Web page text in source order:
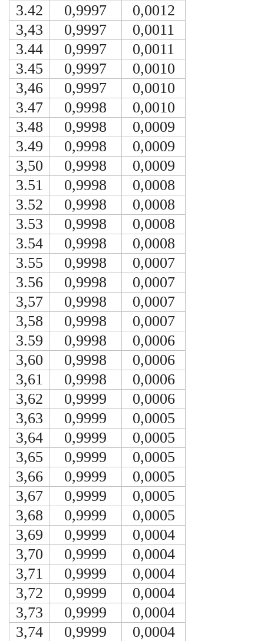
3.42
0,9997
0,0012
3,43
0,9997
0,0011
3.44
0,9997
0,0011
3.45
0,9997
0,0010
3,46
0,9997
0,0010
3.47
0,9998
0,0010
3.48
0,9998
0,0009
3.49
0,9998
0,0009
3,50
0,9998
0,0009
3.51
0,9998
0,0008
3.52
0,9998
0,0008
3.53
0,9998
0,0008
3.54
0,9998
0,0008
3.55
0,9998
0,0007
3.56
0,9998
0,0007
3,57
0,9998
0,0007
3,58
0,9998
0,0007
3.59
0,9998
0,0006
3,60
0,9998
0,0006
3,61
0,9998
0,0006
3,62
0,9999
0,0006
3,63
0,9999
0,0005
3,64
0,9999
0,0005
3,65
0,9999
0,0005
3,66
0,9999
0,0005
3,67
0,9999
0,0005
3,68
0,9999
0,0005
3,69
0,9999
0,0004
3,70
0,9999
0,0004
3,71
0,9999
0,0004
3,72
0,9999
0,0004
3,73
0,9999
0,0004
3,74
0,9999 0,0004